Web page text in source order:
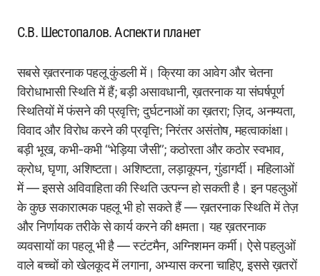
С.В. Шестопалов. Аспекти планет
सबसे ख़तरनाक पहलू कुंडली में। क्रिया का आवेग और चेतना
विरोधाभासी स्थिति में हैं; बड़ी असावधानी, ख़तरनाक या संघर्षपूर्ण
स्थितियों में फंसने की प्रवृत्ति; दुर्घटनाओं का ख़तरा; ज़िद, अनम्यता,
विवाद और विरोध करने की प्रवृत्ति; निरंतर असंतोष, महत्वाकांक्षा।
बड़ी भूख, कभी-कभी “भेड़िया जैसी”; कठोरता और कठोर स्वभाव,
क्रोध, घृणा, अशिष्टता। अशिष्टता, लड़ाकूपन, गुंडागर्दी। महिलाओं
में — इससे अविवाहिता की स्थिति उत्पन्न हो सकती है। इन पहलुओं
के कुछ सकारात्मक पहलू भी हो सकते हैं — ख़तरनाक स्थिति में तेज़
और निर्णायक तरीके से कार्य करने की क्षमता। यह ख़तरनाक
व्यवसायों का पहलू भी है — स्टंटमैन, अग्निशमन कर्मी। ऐसे पहलुओं
वाले बच्चों को खेलकूद में लगाना, अभ्यास करना चाहिए, इससे ख़तरों